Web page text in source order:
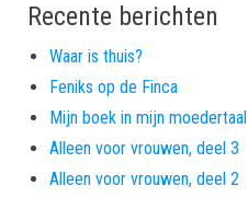
Recente berichten
Waar is thuis?
Feniks op de Finca
Mijn boek in mijn moedertaal
Alleen voor vrouwen, deel 3
Alleen voor vrouwen, deel 2